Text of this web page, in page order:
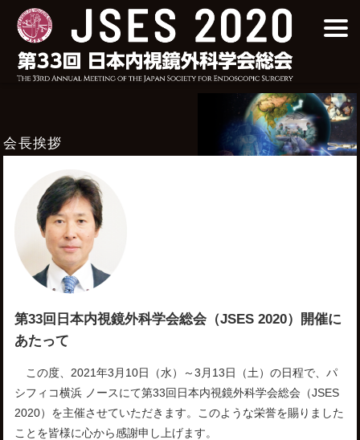
会長挨拶
第33回日本内視鏡外科学会総会（JSES 2020）開催に
あたって
この度、2021年3月10日（水）～3月13日（土）の日程で、パ
シフィコ横浜 ノースにて第33回日本内視鏡外科学会総会（JSES
2020）を主催させていただきます。このような栄誉を賜りました
ことを皆様に心から感謝申し上げます。